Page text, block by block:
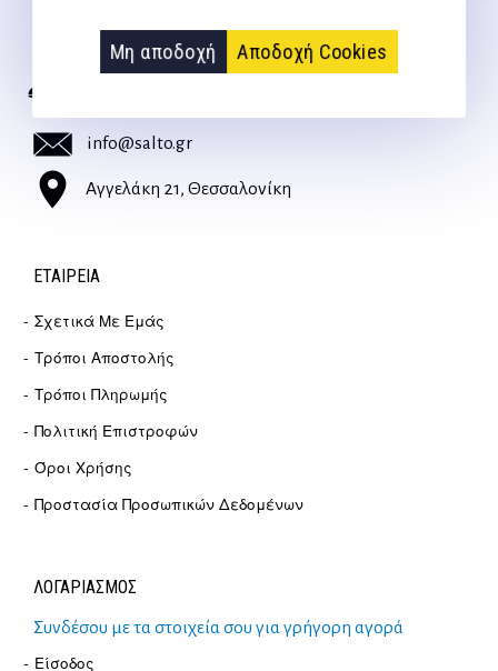
Μη αποδοχή Αποδοχή Cookies
Για διευκρινίσεις και υποστήριξη παραγγελιών μέσω του
info@salto.gr
Αγγελάκη 21, Θεσσαλονίκη
ΕΤΑΙΡΕΊΑ
Σχετικά Με Εμάς
Τρόποι Αποστολής
Τρόποι Πληρωμής
Πολιτική Επιστροφών
Όροι Χρήσης
Προστασία Προσωπικών Δεδομένων
ΛΟΓΑΡΙΑΣΜΟΣ
Συνδέσου με τα στοιχεία σου για γρήγορη αγορά
Είσοδος